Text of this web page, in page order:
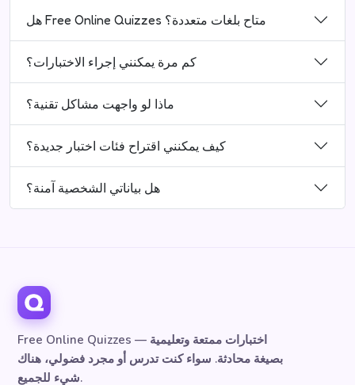
هل Free Online Quizzes متاح بلغات متعددة؟
كم مرة يمكنني إجراء الاختبارات؟
ماذا لو واجهت مشاكل تقنية؟
كيف يمكنني اقتراح فئات اختبار جديدة؟
هل بياناتي الشخصية آمنة؟
Free Online Quizzes — اختبارات ممتعة وتعليمية
بصيغة محادثة. سواء كنت تدرس أو مجرد فضولي، هناك
شيء للجميع.